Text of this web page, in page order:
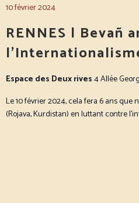
10 février 2024
RENNES | Bevañ
Espace des Deux rives4 Allée
Le 10 février 2024, cela fera 6 ans
(Rojava, Kurdistan) en luttant contre